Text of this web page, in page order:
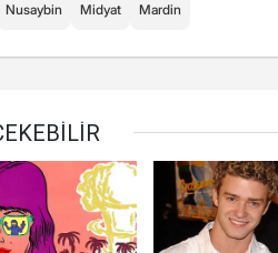
Nusaybin Midyat Mardin